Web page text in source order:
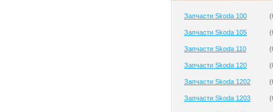
Запчасти Skoda 100 (
Запчасти Skoda 105 (
Запчасти Skoda 110 (
Запчасти Skoda 120 (
Запчасти Skoda 1202 (
Запчасти Skoda 1203 (